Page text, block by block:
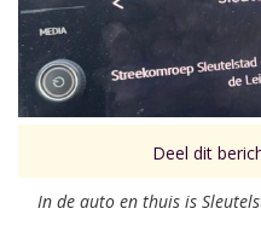
Deel dit
In de auto en thuis is